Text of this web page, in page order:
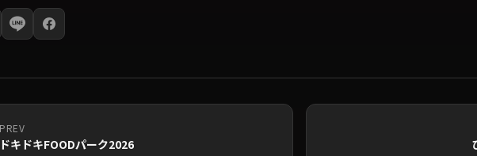
PREV
ドキドキFOODパーク2026